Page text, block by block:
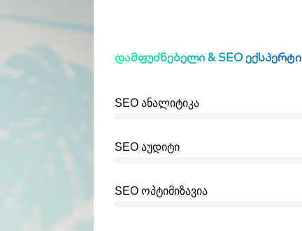
დამფუძნებელი & SEO ექსპერტი
SEO ანალიტიკა
SEO აუდიტი
SEO ოპტიმიზავია